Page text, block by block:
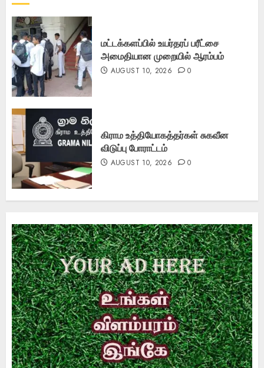
மட்டக்களப்பில் உயர்தரப் பரீட்சை
அமைதியான முறையில் ஆரம்பம்
AUGUST 10, 2026 0
கிராம உத்தியோகத்தர்கள் சுகவீன
விடுப்பு போராட்டம்
AUGUST 10, 2026 0